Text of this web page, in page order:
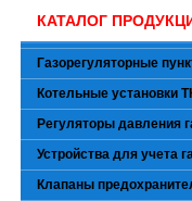
КАТАЛОГ
Газорегуляторные
Котельные установки
Регуляторы давления
Устройства для учета
Клапаны